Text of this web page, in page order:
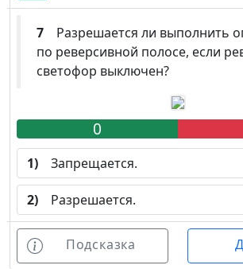
7 Разрешается ли выполнить
по реверсивной полосе, если
светофор выключен?
0
1) Запрещается.
2) Разрешается.
Подсказка